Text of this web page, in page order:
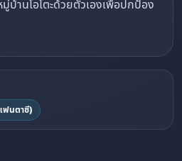
านโอโตะด้วยตัวเองเพื่อปกป้อง
ฟนตาซี)